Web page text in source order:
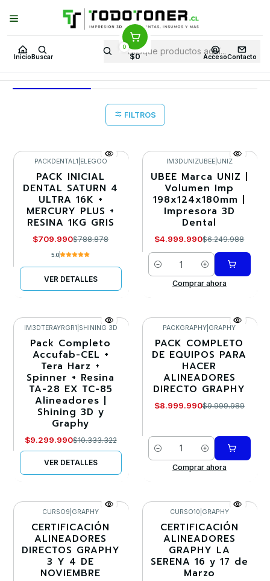
Inicio Buscar
0
$0 AccesoContacto
Puedes Elegir: Comprar enTienda· Despachoa Todo Chile · Retiro en
Tienda en24 Horas
Inicio Todo 3D Impresoras 3D DE RESINA DENTAL
DE RESINA DENTAL
FILTROS
-10%
Agotado
PACKDENTAL1 ELEGOO
PACK INICIAL
DENTAL SATURN 4
ULTRA 16K +
MERCURY PLUS +
RESINA 1KG GRIS
$709.990$788.878
5.0
VER DETALLES
-20%
IM3DUNIZUBEE| UNIZ
UBEE Marca UNIZ |
Volumen Imp
198x124x180mm |
Impresora 3D
Dental
$4.999.990$6.249.988
Cantidad
Comprar ahora
-10%
Agotado
IM3DTERAYRGR1 SHINING 3D
Pack Completo
Accufab-CEL +
Tera Harz +
Spinner + Resina
TA-28 EX TC-85
Alineadores |
Shining 3D y
Graphy
$9.299.990$10.333.322
VER DETALLES
-10%
PACKGRAPHY GRAPHY
PACK COMPLETO
DE EQUIPOS PARA
HACER
ALINEADORES
DIRECTO GRAPHY
$8.999.990$9.999.989
Cantidad
Comprar ahora
-30%
CURSO9 GRAPHY
CERTIFICACIÓN
ALINEADORES
DIRECTOS GRAPHY
3 Y 4 DE
NOVIEMBRE
-30%
CURSO10 GRAPHY
CERTIFICACIÓN
ALINEADORES
GRAPHY LA
SERENA 16 y 17 de
Marzo